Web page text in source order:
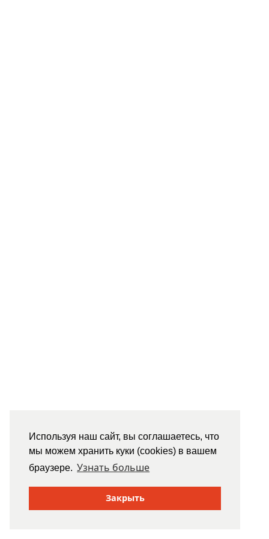
Используя наш сайт, вы соглашаетесь, что
мы можем хранить куки (cookies) в вашем
браузере. Узнать больше
Закрыть